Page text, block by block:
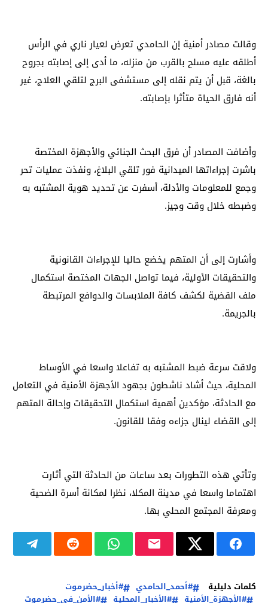
وقالت مصادر أمنية إن الحامدي تعرض لعيار ناري في الرأس
أطلقه عليه مسلح بالقرب من منزله، ما أدى إلى إصابته بجروح
بالغة، قبل أن يتم نقله إلى مستشفى البرج لتلقي العلاج، غير
أنه فارق الحياة متأثرا بإصابته.
وأضافت المصادر أن فرق البحث الجنائي والأجهزة المختصة
باشرت إجراءاتها الميدانية فور تلقي البلاغ، ونفذت عمليات تحر
وجمع للمعلومات والأدلة، أسفرت عن تحديد هوية المشتبه به
وضبطه خلال وقت وجيز.
وأشارت إلى أن المتهم يخضع حاليا للإجراءات القانونية
والتحقيقات الأولية، فيما تواصل الجهات المختصة استكمال
ملف القضية لكشف كافة الملابسات والدوافع المرتبطة
بالجريمة.
ولاقت سرعة ضبط المشتبه به تفاعلا واسعا في الأوساط
المحلية، حيث أشاد ناشطون بجهود الأجهزة الأمنية في التعامل
مع الحادثة، مؤكدين أهمية استكمال التحقيقات وإحالة المتهم
إلى القضاء لينال جزاءه وفقا للقانون.
وتأتي هذه التطورات بعد ساعات من الحادثة التي أثارت
اهتماما واسعا في مدينة المكلا، نظرا لمكانة أسرة الضحية
ومعرفة المجتمع المحلي بها.
كلمات دليلية #أحمد_الحامدي
#أخبار_حضرموت
#الأجهزة_الأمنية
#الأخبار_المحلية #الأمن_في_حضرموت